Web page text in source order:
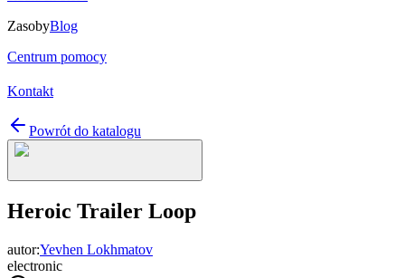
ZasobyBlog
Centrum pomocy
Kontakt
Powrót do katalogu
Heroic Trailer Loop
autor:Yevhen Lokhmatov
electronic